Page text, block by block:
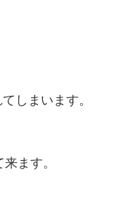
しまいます。
ます。